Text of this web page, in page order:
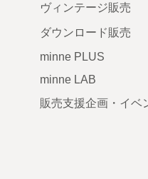
ヴィンテージ販売
ダウンロード販売
minne PLUS
minne LAB
販売支援企画・イベ